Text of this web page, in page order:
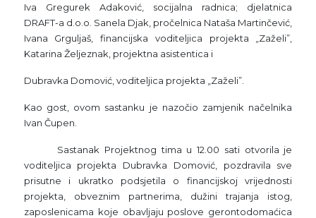
Iva Gregurek Adaković, socijalna radnica; djelatnica
DRAFT-a d.o.o. Sanela Djak, pročelnica Nataša Martinčević,
Ivana Grguljaš, financijska voditeljica projekta „Zaželi”,
Katarina Željeznak, projektna asistentica i
Dubravka Domović, voditeljica projekta „Zaželi”.
Kao gost, ovom sastanku je nazočio zamjenik načelnika
Ivan Čupen.
Sastanak Projektnog tima u 12.00 sati otvorila je
voditeljica projekta Dubravka Domović, pozdravila sve
prisutne i ukratko podsjetila o financijskoj vrijednosti
projekta, obveznim partnerima, dužini trajanja istog,
zaposlenicama koje obavljaju poslove gerontodomaćica